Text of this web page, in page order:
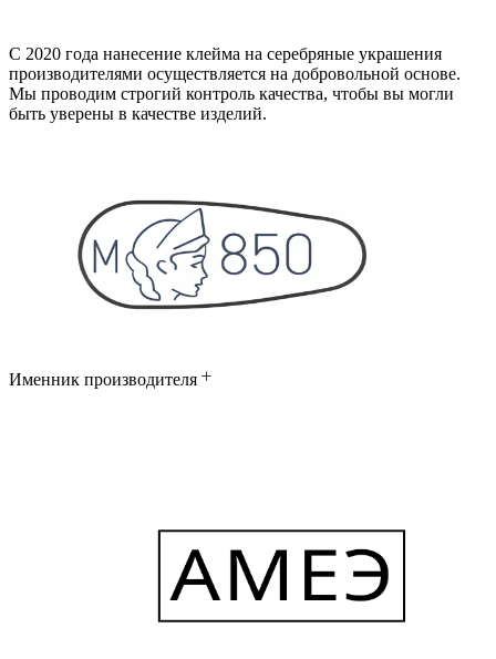
С 2020 года нанесение клейма на серебряные украшения
производителями осуществляется на добровольной основе.
Мы проводим строгий контроль качества, чтобы вы могли
быть уверены в качестве изделий.
Именник производителя